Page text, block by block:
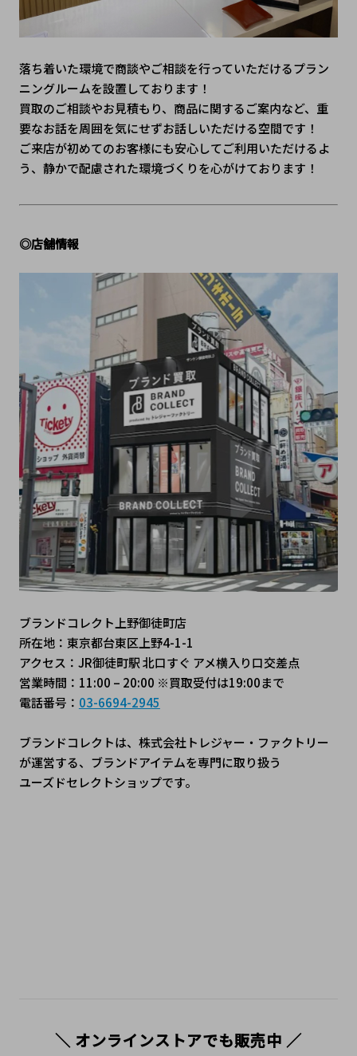
落ち着いた環境で商談やご相談を行っていただけるプラン
ニングルームを設置しております！
買取のご相談やお見積もり、商品に関するご案内など、重
要なお話を周囲を気にせずお話しいただける空間です！
ご来店が初めてのお客様にも安心してご利用いただけるよ
う、静かで配慮された環境づくりを心がけております！
◎店舗情報
ブランドコレクト上野御徒町店
所在地：東京都台東区上野4-1-1
アクセス：JR御徒町駅 北口すぐ アメ横入り口交差点
営業時間：11:00 – 20:00 ※買取受付は19:00まで
電話番号： 03-6694-2945
ブランドコレクトは、株式会社トレジャー・ファクトリー
が運営する、ブランドアイテムを専門に取り扱う
﻿ユーズドセレクトショップです。
＼ オンラインストアでも販売中 ／